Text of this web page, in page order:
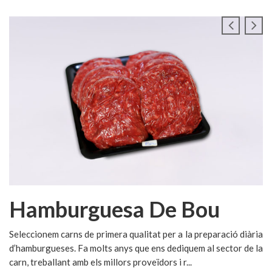
Hamburguesa De Bou
Seleccionem carns de primera qualitat per a la preparació diària
d’hamburgueses. Fa molts anys que ens dediquem al sector de la
carn, treballant amb els millors proveïdors i r...